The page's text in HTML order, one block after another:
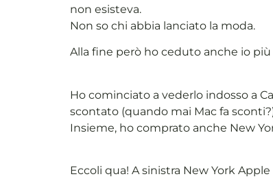
non esisteva.
Non so chi abbia lanciato la moda.
Alla fine però ho ceduto anche io
Ho cominciato a vederlo indosso a
scontato (quando mai Mac fa
Insieme, ho comprato anche New
Eccoli qua! A sinistra New York